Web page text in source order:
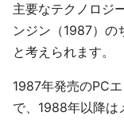
主要なテクノロジ
ンジン（1987）の
と考えられます。
1987年発売のPC
で、1988年以降は